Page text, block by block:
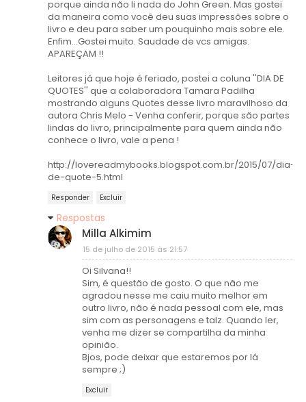
porque ainda não li nada do John Green. Mas gostei
da maneira como você deu suas impressões sobre o
livro e deu para saber um pouquinho mais sobre ele.
Enfim...Gostei muito. Saudade de vcs amigas.
APAREÇAM !!
Leitores já que hoje é feriado, postei a coluna ''DIA DE
QUOTES'' que a colaboradora Tamara Padilha
mostrando alguns Quotes desse livro maravilhoso da
autora Chris Melo - Venha conferir, porque são partes
lindas do livro, principalmente para quem ainda não
conhece o livro, vale a pena !
http://lovereadmybooks.blogspot.com.br/2015/07/dia-
de-quote-5.html
Responder Excluir
Respostas
Milla Alkimim
15 de julho de 2015 às 21:57
Oi Silvana!!
Sim, é questão de gosto. O que não me
agradou nesse me caiu muito melhor em
outro livro, não é nada pessoal com ele, mas
sim com as personagens e talz. Quando ler,
venha me dizer se compartilha da minha
opinião.
Bjos, pode deixar que estaremos por lá
sempre ;)
Excluir